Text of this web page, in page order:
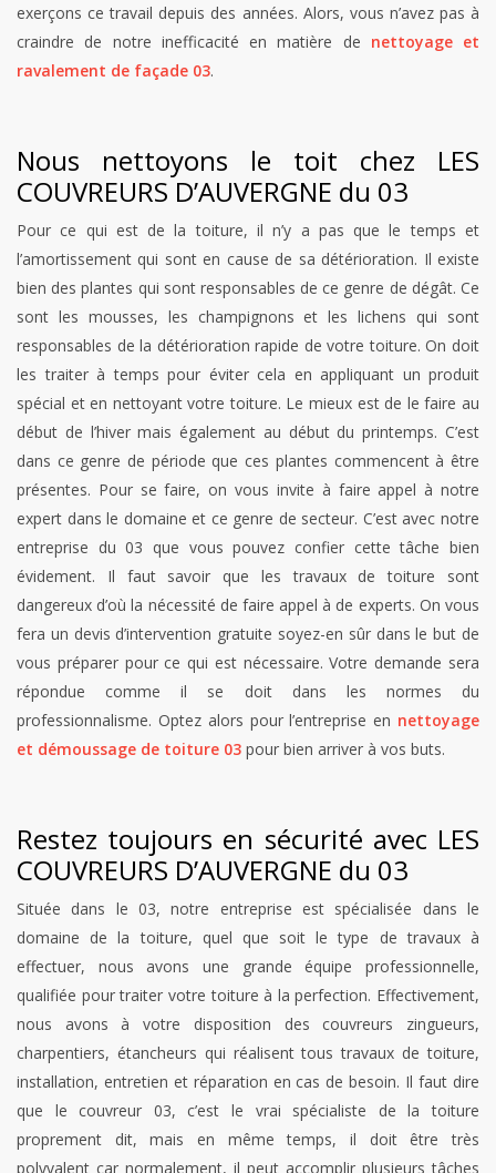
exerçons ce travail depuis des années. Alors, vous n’avez pas à
craindre de notre inefficacité en matière de nettoyage et
ravalement de façade 03.
Nous nettoyons le toit chez LES
COUVREURS D’AUVERGNE du 03
Pour ce qui est de la toiture, il n’y a pas que le temps et
l’amortissement qui sont en cause de sa détérioration. Il existe
bien des plantes qui sont responsables de ce genre de dégât. Ce
sont les mousses, les champignons et les lichens qui sont
responsables de la détérioration rapide de votre toiture. On doit
les traiter à temps pour éviter cela en appliquant un produit
spécial et en nettoyant votre toiture. Le mieux est de le faire au
début de l’hiver mais également au début du printemps. C’est
dans ce genre de période que ces plantes commencent à être
présentes. Pour se faire, on vous invite à faire appel à notre
expert dans le domaine et ce genre de secteur. C’est avec notre
entreprise du 03 que vous pouvez confier cette tâche bien
évidement. Il faut savoir que les travaux de toiture sont
dangereux d’où la nécessité de faire appel à de experts. On vous
fera un devis d’intervention gratuite soyez-en sûr dans le but de
vous préparer pour ce qui est nécessaire. Votre demande sera
répondue comme il se doit dans les normes du
professionnalisme. Optez alors pour l’entreprise en nettoyage
et démoussage de toiture 03 pour bien arriver à vos buts.
Restez toujours en sécurité avec LES
COUVREURS D’AUVERGNE du 03
Située dans le 03, notre entreprise est spécialisée dans le
domaine de la toiture, quel que soit le type de travaux à
effectuer, nous avons une grande équipe professionnelle,
qualifiée pour traiter votre toiture à la perfection. Effectivement,
nous avons à votre disposition des couvreurs zingueurs,
charpentiers, étancheurs qui réalisent tous travaux de toiture,
installation, entretien et réparation en cas de besoin. Il faut dire
que le couvreur 03, c’est le vrai spécialiste de la toiture
proprement dit, mais en même temps, il doit être très
polyvalent car normalement, il peut accomplir plusieurs tâches